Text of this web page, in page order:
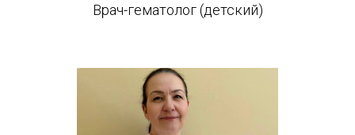
Врач-гематолог (детский)